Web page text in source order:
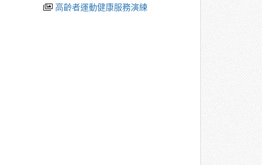
高齡者運動健康服務演練